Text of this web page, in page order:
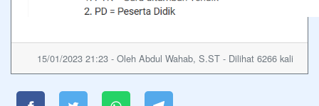
15/01/2023 21:23 - Oleh Abdul Wahab, S.ST - Dilihat 6266 kali